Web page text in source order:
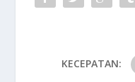
KECEPATAN: